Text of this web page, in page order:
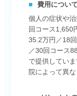
■
費用について
個人の症状や
回コース1,650
35.2万円／18
／30回コース
で提供してい
院によって異な